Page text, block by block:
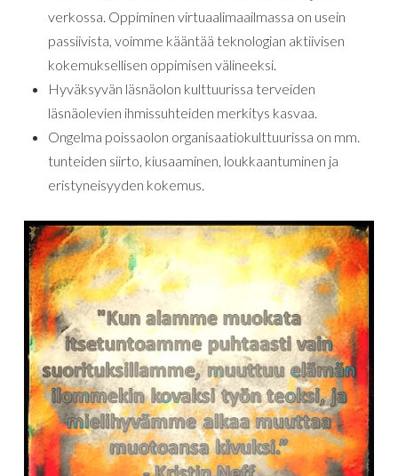
verkossa. Oppiminen virtuaalimaailmassa on usein
passiivista, voimme kääntää teknologian aktiivisen
kokemuksellisen oppimisen välineeksi.
Hyväksyvän läsnäolon kulttuurissa terveiden
läsnäolevien ihmissuhteiden merkitys kasvaa.
Ongelma poissaolon organisaatiokulttuurissa on mm.
tunteiden siirto, kiusaaminen, loukkaantuminen ja
eristyneisyyden kokemus.